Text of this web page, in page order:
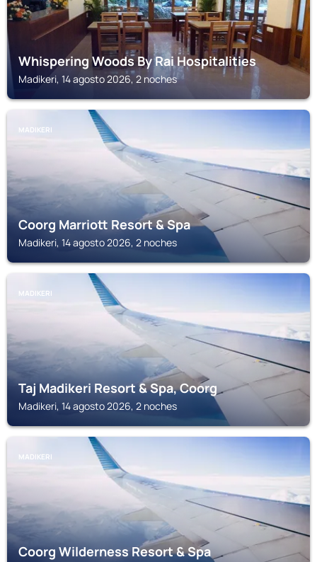
Whispering Woods By Rai Hospitalities
Madikeri, 14 agosto 2026, 2 noches
MADIKERI
Coorg Marriott Resort & Spa
Madikeri, 14 agosto 2026, 2 noches
MADIKERI
Taj Madikeri Resort & Spa, Coorg
Madikeri, 14 agosto 2026, 2 noches
MADIKERI
Coorg Wilderness Resort & Spa